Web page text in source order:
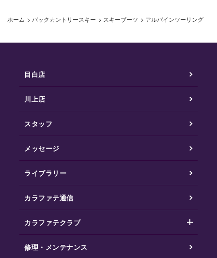
ホーム > バックカントリースキー > スキーブーツ > アルパインツーリング
目白店
川上店
スタッフ
メッセージ
ライブラリー
カラファテ通信
カラファテクラブ
修理・メンテナンス